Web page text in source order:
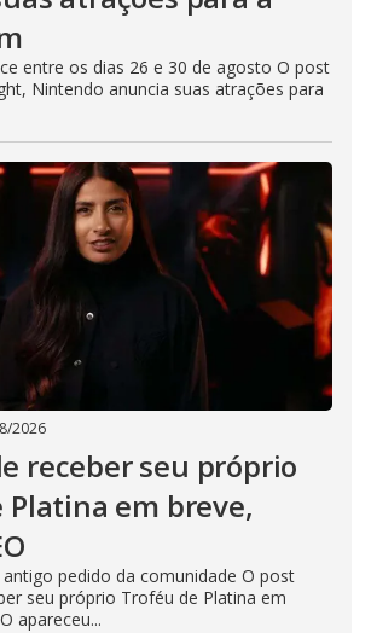
entre os dias 26 e 30 de agosto O post
Nintendo anuncia suas atrações para
2026
receber seu próprio
Platina em breve,
pedido da comunidade O post
seu próprio Troféu de Platina em
apareceu...